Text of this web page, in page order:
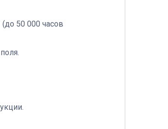
50 000 часов